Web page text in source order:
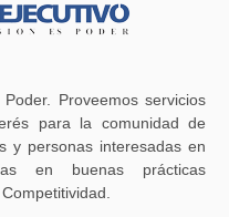
Proveemos servicios
para la comunidad de
y personas interesadas en
en buenas prácticas